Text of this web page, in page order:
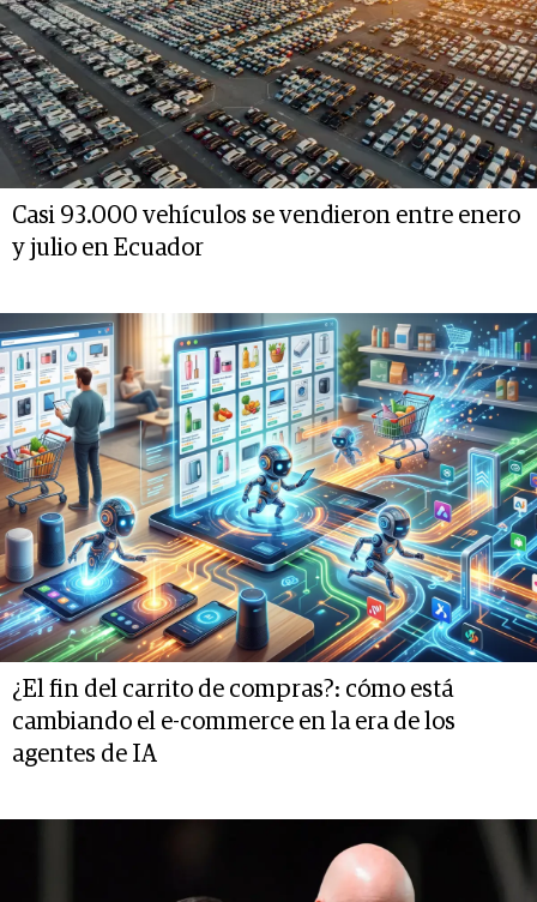
Casi 93.000 vehículos se vendieron entre enero
y julio en Ecuador
¿El fin del carrito de compras?: cómo está
cambiando el e-commerce en la era de los
agentes de IA